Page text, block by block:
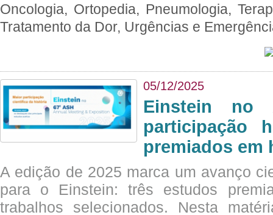
Oncologia, Ortopedia, Pneumologia,
Tratamento da Dor, Urgências e
05/12/2025
Einstein no
participação
premiados em
A edição de 2025 marca um avanço
para o Einstein: três estudos
trabalhos selecionados. Nesta